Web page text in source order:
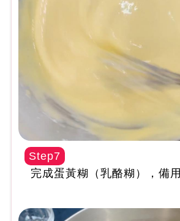
Step7
完成蛋黃糊（乳酪糊），備用